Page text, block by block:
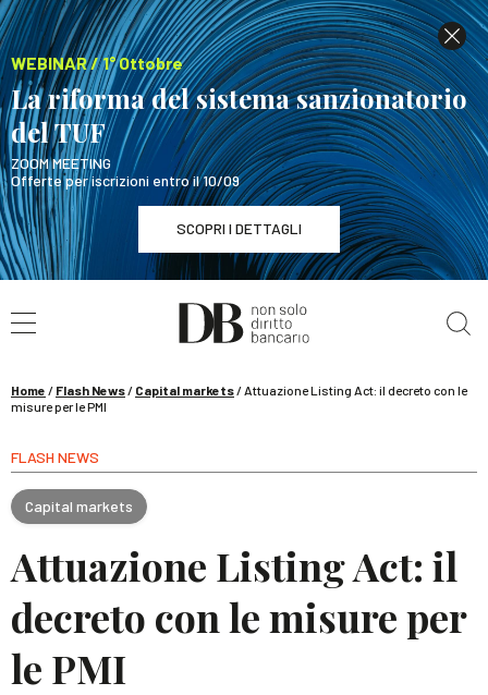
WEBINAR / 1° Ottobre
La riforma del sistema sanzionatorio
del TUF
ZOOM MEETING
Offerte per iscrizioni entro il 10/09
SCOPRI I DETTAGLI
WEBINAR / 1° Ottobre
La riforma del sistema sanzionatorio del TUF
Home / Flash News/ Capital markets/Attuazione Listing Act: il decreto con le
misure per le PMI
FLASH NEWS
Capital markets
Attuazione Listing Act: il
decreto con le misure per
le PMI